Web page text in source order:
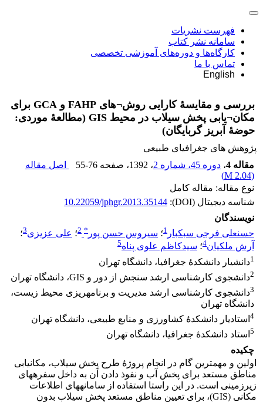
فهرست نشریات
سامانه نشر کتاب
کارگاه‌ها و دوره‌های آموزشی تخصصی
تماس با ما
English
بررسی و مقایسۀ کارایی روش‎¬های FAHP و GCA برای
مکان¬یابی پخش سیلاب در محیط GIS (مطالعۀ موردی:
حوضۀ آبریز گربایگان)
پژوهش های جغرافیای طبیعی
مقاله 4
، دوره 45، شماره 2 ، 1392 ، صفحه 55-76
اصل مقاله
(
2.04 M
)
نوع مقاله: مقاله کامل
شناسه دیجیتال (DOI):
10.22059/jphgr.2013.35144
نویسندگان
حسنعلی فرجی سبکبار 1؛ سیروس حسن پور *
2؛ علی عزیزی3؛
آرش ملکیان4؛ سیدکاظم علوی پناه5
1دانشیار دانشکدۀ جغرافیا، دانشگاه تهران
2دانشجوی کارشناسی ارشد سنجش از دور و GIS، دانشگاه تهران
3
دانشجوی کارشناسی ارشد مدیریت و برنامه‎ریزی محیط زیست،
دانشگاه تهران
4 استادیار دانشکدۀ کشاورزی و منابع طبیعی، دانشگاه تهران
5 استاد دانشکدۀ جغرافیا، دانشگاه تهران
چکیده
اولین و مهم‎ترین گام در انجام پروژۀ طرح پخش سیلاب، مکان‎یابی
مناطق مستعد برای پخش آب و نفوذ دادن آن به داخل سفره‎های
زیرزمینی است. در این راستا استفاده از سامانه‎های اطلاعات
مکانی (GIS)، برای تعیین مناطق مستعد پخش سیلاب بدون